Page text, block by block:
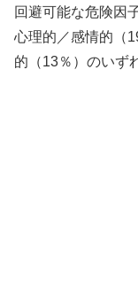
回避可能な危険因
心理的／感情的（
的（13％）のいず